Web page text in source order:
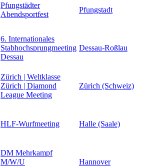
Pfungstädter
Abendsportfest
Pfungstadt
6. Internationales
Stabhochsprungmeeting
Dessau
Dessau-Roßlau
Zürich | Weltklasse
Zürich | Diamond
League Meeting
Zürich (Schweiz)
HLF-Wurfmeeting Halle (Saale)
DM Mehrkampf
M/W/U
Hannover